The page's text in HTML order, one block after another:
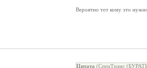
Вероятно тот кому это
Цитата (СпецТранс